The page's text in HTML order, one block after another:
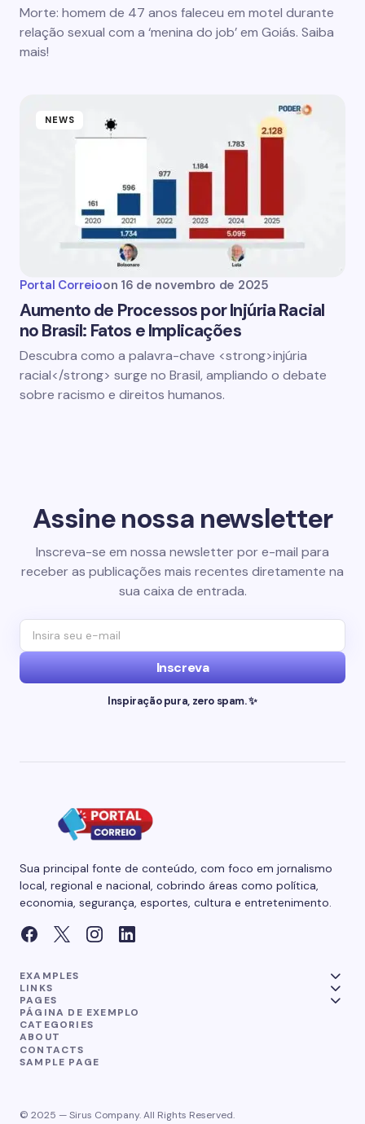
Morte: homem de 47 anos faleceu em motel durante
relação sexual com a ‘menina do job’ em Goiás. Saiba
mais!
NEWS
Portal Correioon 16 de novembro de 2025
Aumento de Processos por Injúria Racial
no Brasil: Fatos e Implicações
Descubra como a palavra-chave <strong>injúria
racial</strong> surge no Brasil, ampliando o debate
sobre racismo e direitos humanos.
Assine nossa newsletter
Inscreva-se em nossa newsletter por e-mail para
receber as publicações mais recentes diretamente na
sua caixa de entrada.
Inscreva
Inspiração pura, zero spam. ✨
Sua principal fonte de conteúdo, com foco em jornalismo
local, regional e nacional, cobrindo áreas como política,
economia, segurança, esportes, cultura e entretenimento.
EXAMPLES
LINKS
PAGES
PÁGINA DE EXEMPLO
CATEGORIES
ABOUT
CONTACTS
SAMPLE PAGE
© 2025 — Sirus Company. All Rights Reserved.